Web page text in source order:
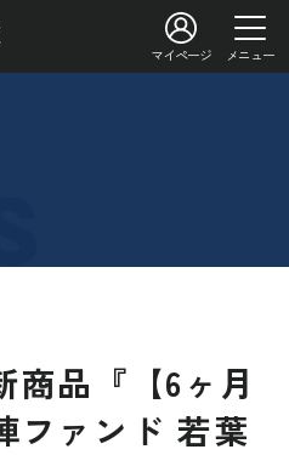
マイページ メニュー
商品『【6ヶ月
ファンド 若葉